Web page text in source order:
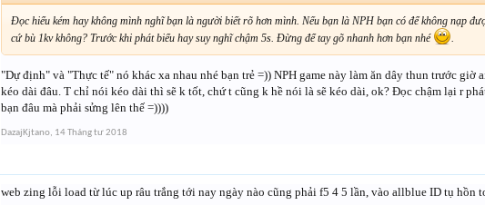
Đọc hiểu kém hay không mình nghĩ bạn là người biết rõ hơn mình. Nếu bạn là NPH bạn có để không nạp
cứ bù 1kv không? Trước khi phát biểu hay suy nghĩ chậm 5s. Đừng để tay gõ nhanh hơn bạn nhé
.
"Dự định" và "Thực tế" nó khác xa nhau nhé bạn trẻ =)) NPH game này làm ăn dây thun trước giờ
kéo dài đâu. T chỉ nói kéo dài thì sẽ k tốt, chứ t cũng k hề nói là sẽ kéo dài, ok? Đọc chậm lại r
bạn đâu mà phải sửng lên thế =))))
DazajKjtano, 14 Tháng tư 2018
web zing lỗi load từ lúc up râu trắng tới nay ngày nào cũng phải f5 4 5 lần, vào allblue ID tụ hồn